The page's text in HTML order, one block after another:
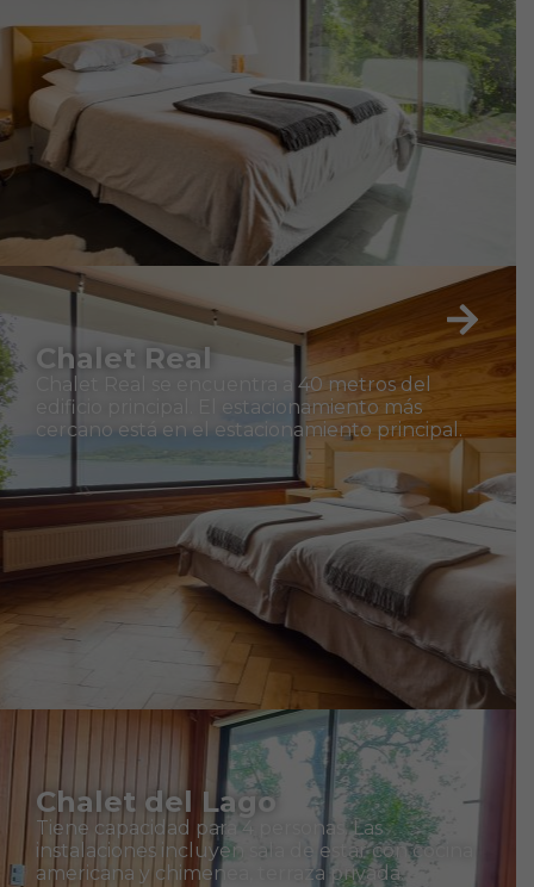
Chalet Real
Chalet Real se encuentra a 40 metros del
edificio principal. El estacionamiento más
cercano está en el estacionamiento principal.
Chalet del Lago
Tiene capacidad para 4 personas. Las
instalaciones incluyen sala de estar con cocina
americana y chimenea, terraza privada.